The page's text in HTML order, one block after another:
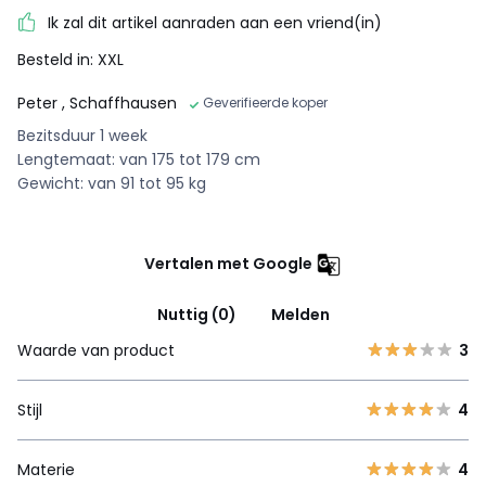
Ik zal dit artikel aanraden aan een vriend(in)
Besteld in: XXL
Peter , Schaffhausen Geverifieerde koper
Bezitsduur 1 week
Lengtemaat: van 175 tot 179 cm
Gewicht: van 91 tot 95 kg
Vertalen met Google
Nuttig (0)
Melden
Waarde van product
3
Stijl 4
Materie 4